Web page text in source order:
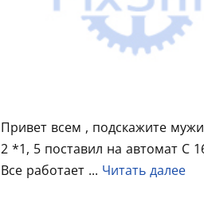
Привет всем , подскажите
2 *1, 5 поставил на автомат С
Все работает ... Читать далее